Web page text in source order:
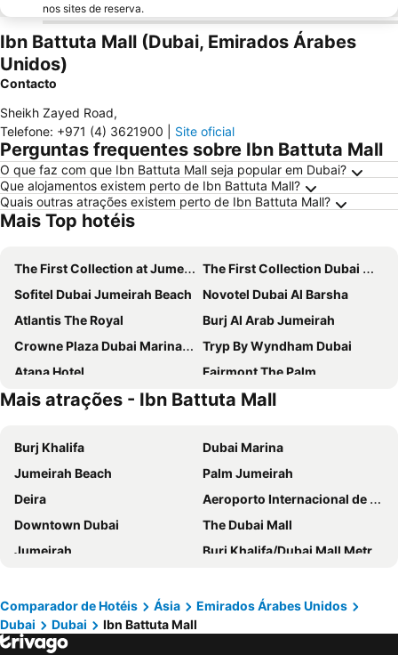
nos sites de reserva.
Ibn Battuta Mall (Dubai, Emirados Árabes
Unidos)
Contacto
Sheikh Zayed Road,
Telefone: +971 (4) 3621900 Site oficial
Perguntas frequentes sobre Ibn Battuta Mall
O que faz com que Ibn Battuta Mall seja popular em Dubai?
Que alojamentos existem perto de Ibn Battuta Mall?
Quais outras atrações existem perto de Ibn Battuta Mall?
Mais Top hotéis
The First Collection at Jumeirah Village Circle, a Tribute Portfolio Hotel
The First Collection Dubai Marina
Sofitel Dubai Jumeirah Beach
Novotel Dubai Al Barsha
Atlantis The Royal
Burj Al Arab Jumeirah
Crowne Plaza Dubai Marina By Ihg
Tryp By Wyndham Dubai
Atana Hotel
Fairmont The Palm
Amwaj Rotana, Jumeirah Beach - Dubai
Jumeirah Beach Hotel Dubai
Aloft Palm Jumeirah
NH Collection Dubai The Palm
JA Ocean View Hotel, Jumeirah Beach Dubai
Mövenpick Hotel Jumeirah Beach
Rixos The Palm Hotel & Suites
The Ritz-Carlton, Dubai
Ramada Hotel & Suites by Wyndham Dubai JBR
FIVE Jumeirah Village Dubai
Rixos Premium Dubai JBR
The Retreat Palm Dubai MGallery by Sofitel
Mercure Dubai Barsha Heights Hotel Suites And Apartments
Sheraton The Walk, Dubai
Four Points by Sheraton Production City, Dubai
Mais atrações - Ibn Battuta Mall
Burj Khalifa
Dubai Marina
Jumeirah Beach
Palm Jumeirah
Deira
Aeroporto Internacional de Dubai
Downtown Dubai
The Dubai Mall
Jumeirah
Burj Khalifa/Dubai Mall Metro Station
Business Bay
Corniche Beach
Yas Island
Comparador de Hotéis Ásia
Emirados Árabes Unidos
Dubai
Dubai Ibn Battuta Mall